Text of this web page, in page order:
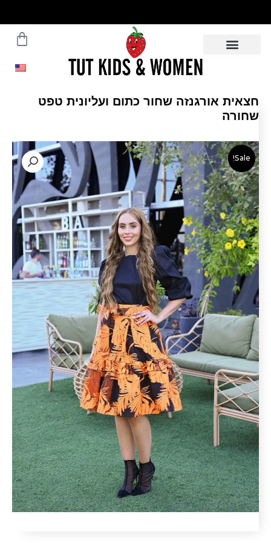
לתוכן
עסקים - לפרטים לחצו
חצאית אורגנזה שחור כתום ועליונית טפט
שחורה
Sale!